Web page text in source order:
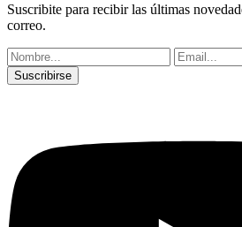
Suscribite para recibir las últimas
correo.
Suscribirse